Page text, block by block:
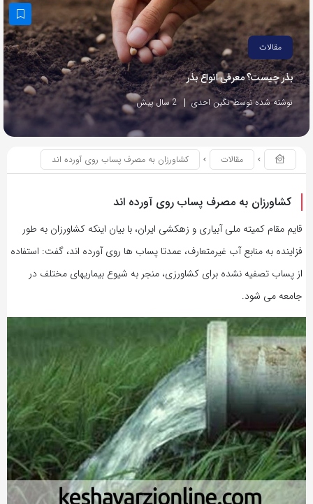
مقالات
بذر چیست؟ معرفی انواع بذر
نوشته شده توسط نگین احدی 2 سال پیش
مقالات کشاورزان به مصرف پساب روی آورده اند
کشاورزان به مصرف پساب روی آورده اند
قایم مقام کمیته ملی آبیاری و زهکشی ایران، با بیان اینکه کشاورزان به طور
فزاینده به منابع آب غیرمتعارف، عمدتا پساب ها روی آورده اند، گفت: استفاده
از پساب تصفیه نشده برای کشاورزی، منجر به شیوع بیماریهای مختلف در
جامعه می شود.